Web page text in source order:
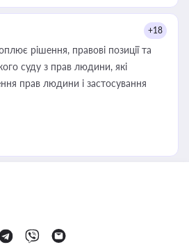
+18
рішення, правові позиції та
суду з прав людини, які
прав людини і застосування